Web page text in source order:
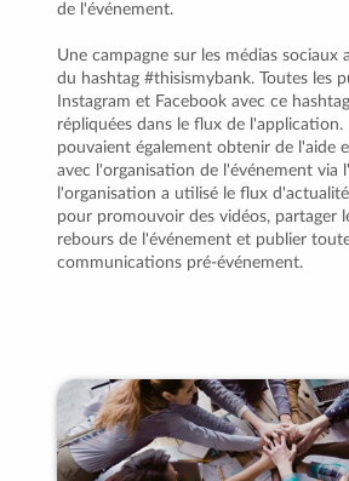
de l'événement.
Une campagne sur les médias sociaux
du hashtag #thisismybank. Toutes les
Instagram et Facebook avec ce
répliquées dans le flux de l'application.
pouvaient également obtenir de l'aide
avec l'organisation de l'événement via
l'organisation a utilisé le flux
pour promouvoir des vidéos, partager
rebours de l'événement et publier
communications pré-événement.